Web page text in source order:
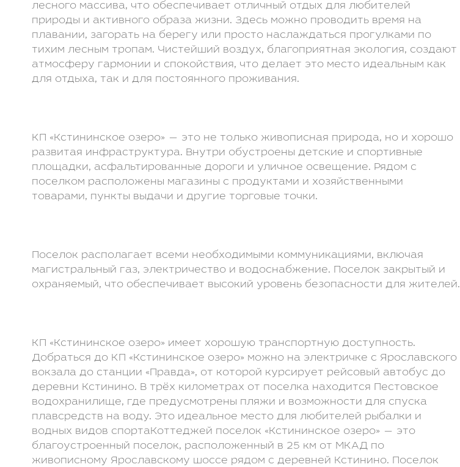
лесного массива, что обеспечивает отличный отдых для любителей
природы и активного образа жизни. Здесь можно проводить время на
плавании, загорать на берегу или просто наслаждаться прогулками по
тихим лесным тропам. Чистейший воздух, благоприятная экология, создают
атмосферу гармонии и спокойствия, что делает это место идеальным как
для отдыха, так и для постоянного проживания.
КП «Кстининское озеро» — это не только живописная природа, но и хорошо
развитая инфраструктура. Внутри обустроены детские и спортивные
площадки, асфальтированные дороги и уличное освещение. Рядом с
поселком расположены магазины с продуктами и хозяйственными
товарами, пункты выдачи и другие торговые точки.
Поселок располагает всеми необходимыми коммуникациями, включая
магистральный газ, электричество и водоснабжение. Поселок закрытый и
охраняемый, что обеспечивает высокий уровень безопасности для жителей.
КП «Кстининское озеро» имеет хорошую транспортную доступность.
Добраться до КП «Кстининское озеро» можно на электричке с Ярославского
вокзала до станции «Правда», от которой курсирует рейсовый автобус до
деревни Кстинино. В трёх километрах от поселка находится Пестовское
водохранилище, где предусмотрены пляжи и возможности для спуска
плавсредств на воду. Это идеальное место для любителей рыбалки и
водных видов спортаКоттеджей поселок «Кстининское озеро» — это
благоустроенный поселок, расположенный в 25 км от МКАД по
живописному Ярославскому шоссе рядом с деревней Кстинино. Поселок